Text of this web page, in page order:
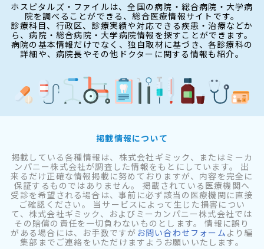
ホスピタルズ・ファイルは、全国の病院・総合病院・大学病
院を調べることができる、総合医療情報サイトです。
診療科目、行政区、診療実績や対応できる疾患・治療などか
ら、病院・総合病院・大学病院情報を探すことができます。
病院の基本情報だけでなく、独自取材に基づき、各診療科の
詳細や、病院長やその他ドクターに関する情報も紹介。
掲載情報について
掲載している各種情報は、株式会社ギミック、またはミーカ
ンパニー株式会社が調査した情報をもとにしています。 出
来るだけ正確な情報掲載に努めておりますが、内容を完全に
保証するものではありません。 掲載されている医療機関へ
受診を希望される場合は、事前に必ず該当の医療機関に直接
ご確認ください。 当サービスによって生じた損害につい
て、株式会社ギミック、およびミーカンパニー株式会社では
その賠償の責任を一切負わないものとします。 情報に誤り
がある場合には、お手数ですが お問い合わせフォーム より編
集部までご連絡をいただけますようお願いいたします。